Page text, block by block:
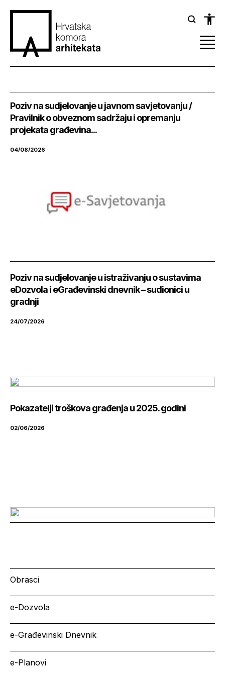
Poziv na sudjelovanje u javnom savjetovanju /
Pravilnik o obveznom sadržaju i opremanju
projekata građevina...
04/08/2026
Poziv na sudjelovanje u istraživanju o sustavima
eDozvola i eGrađevinski dnevnik – sudionici u
gradnji
24/07/2026
Pokazatelji troškova građenja u 2025. godini
02/06/2026
Obrasci
e-Dozvola
e-Građevinski Dnevnik
e-Planovi